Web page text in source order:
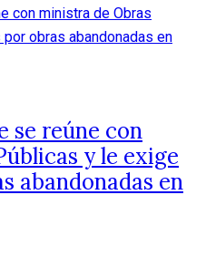
se reúne con
y le exige
abandonadas en